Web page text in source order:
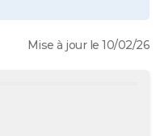
Mise à jour le 10/02/26